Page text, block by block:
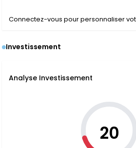
Connectez-vous pour personnaliser
Investissement
Analyse Investissement
20